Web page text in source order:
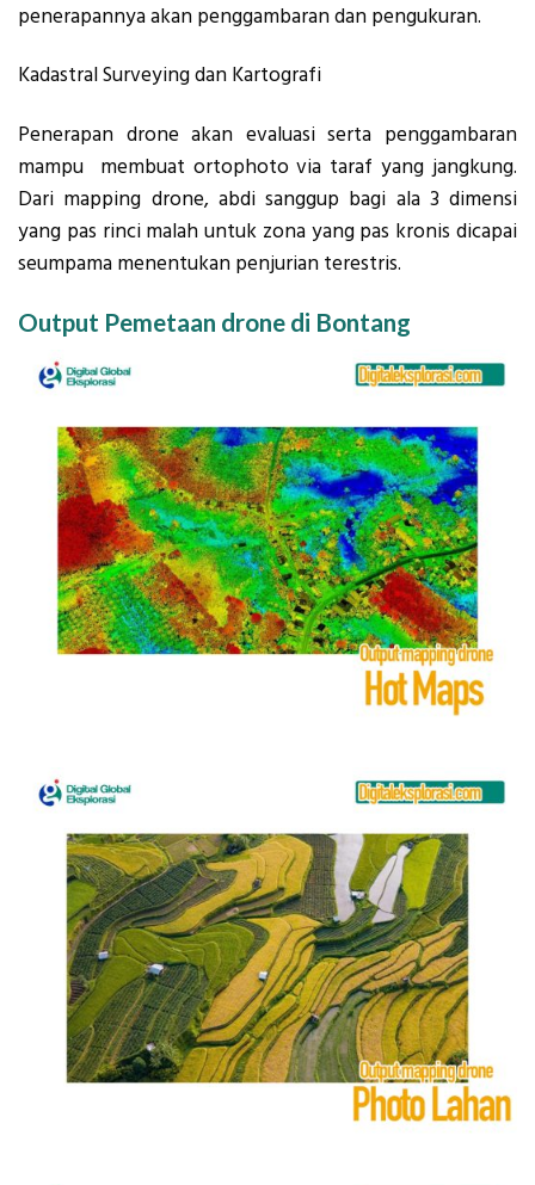
penerapannya akan penggambaran dan pengukuran.
Kadastral Surveying dan Kartografi
Penerapan drone akan evaluasi serta penggambaran
mampu membuat ortophoto via taraf yang jangkung.
Dari mapping drone, abdi sanggup bagi ala 3 dimensi
yang pas rinci malah untuk zona yang pas kronis dicapai
seumpama menentukan penjurian terestris.
Output Pemetaan drone di Bontang